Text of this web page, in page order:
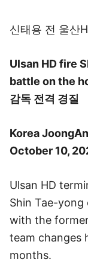
신태용 전 울산
Ulsan HD fire
battle on the
감독 전격 경질
Korea
October 10,
Ulsan HD
Shin Tae-
with the
team changes
months.